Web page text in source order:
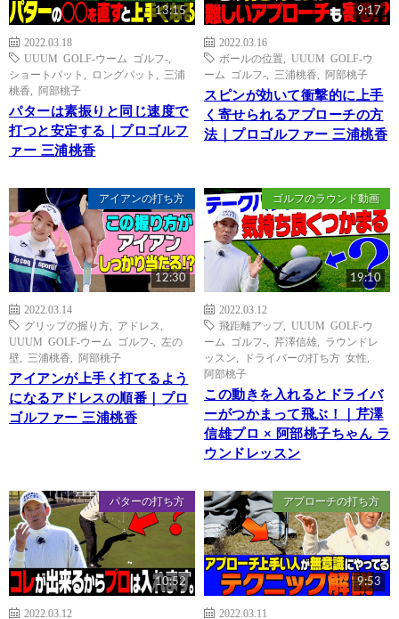
13:15
2022.03.18
UUUM GOLF-ウーム ゴルフ-
ショートパット
ロングパット
三浦
桃香
阿部桃子
パターは素振りと同じ速度で
打つと安定する｜プロゴルフ
ァー 三浦桃香
9:17
2022.03.16
ボールの位置
UUUM GOLF-ウ
ーム ゴルフ-
三浦桃香 阿部桃子
スピンが効いて衝撃的に上手
く寄せられるアプローチの方
法｜プロゴルファー 三浦桃香
アイアンの打ち方
12:30
2022.03.14
グリップの握り方
アドレス
UUUM GOLF-ウーム ゴルフ-
左の
壁
三浦桃香 阿部桃子
アイアンが上手く打てるよう
になるアドレスの順番｜プロ
ゴルファー 三浦桃香
ゴルフのラウンド動画
19:10
2022.03.12
飛距離アップ, UUUM GOLF-ウ
ーム ゴルフ-
芹澤信雄
ラウンドレ
ッスン
ドライバーの打ち方 女性
阿部桃子
この動きを入れるとドライバ
ーがつかまって飛ぶ！｜芹澤
信雄プロ × 阿部桃子ちゃん ラ
ウンドレッスン
パターの打ち方
10:52
2022.03.12
アプローチの打ち方
9:53
2022.03.11